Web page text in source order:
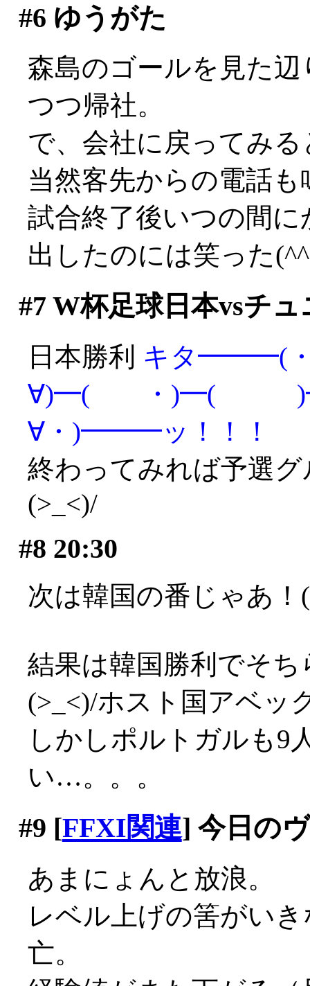
#6 ゆうがた
森島のゴールを見た
つつ帰社。
で、会社に戻ってみ
当然客先からの電話も
試合終了後いつの間
出したのには笑った
#7 W杯足球日本vsチュ
日本勝利 キタ━━━(
∀)━( ・)━(
∀・)━━━ッ！！！
終わってみれば予選
(>_<)/
#8 20:30
次は韓国の番じゃあ！
結果は韓国勝利でそ
(>_<)/ホスト国アベッ
しかしポルトガルも9
い…。。。
#9 [FFXI関連] 今日の
あまにょんと放浪。
レベル上げの筈がい
亡。